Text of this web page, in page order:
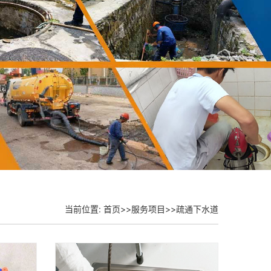
当前位置: 首页>>服务项目>>疏通下水道